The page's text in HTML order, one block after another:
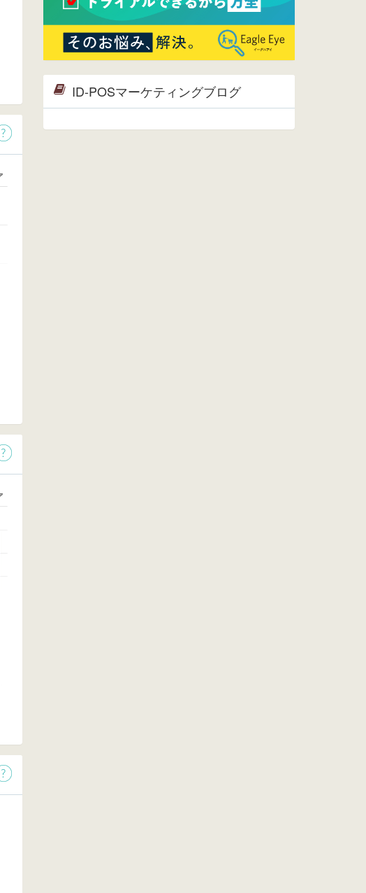
2015/04/20
ウレコンサイトリリースしました。
ID-POSマーケティングブログ